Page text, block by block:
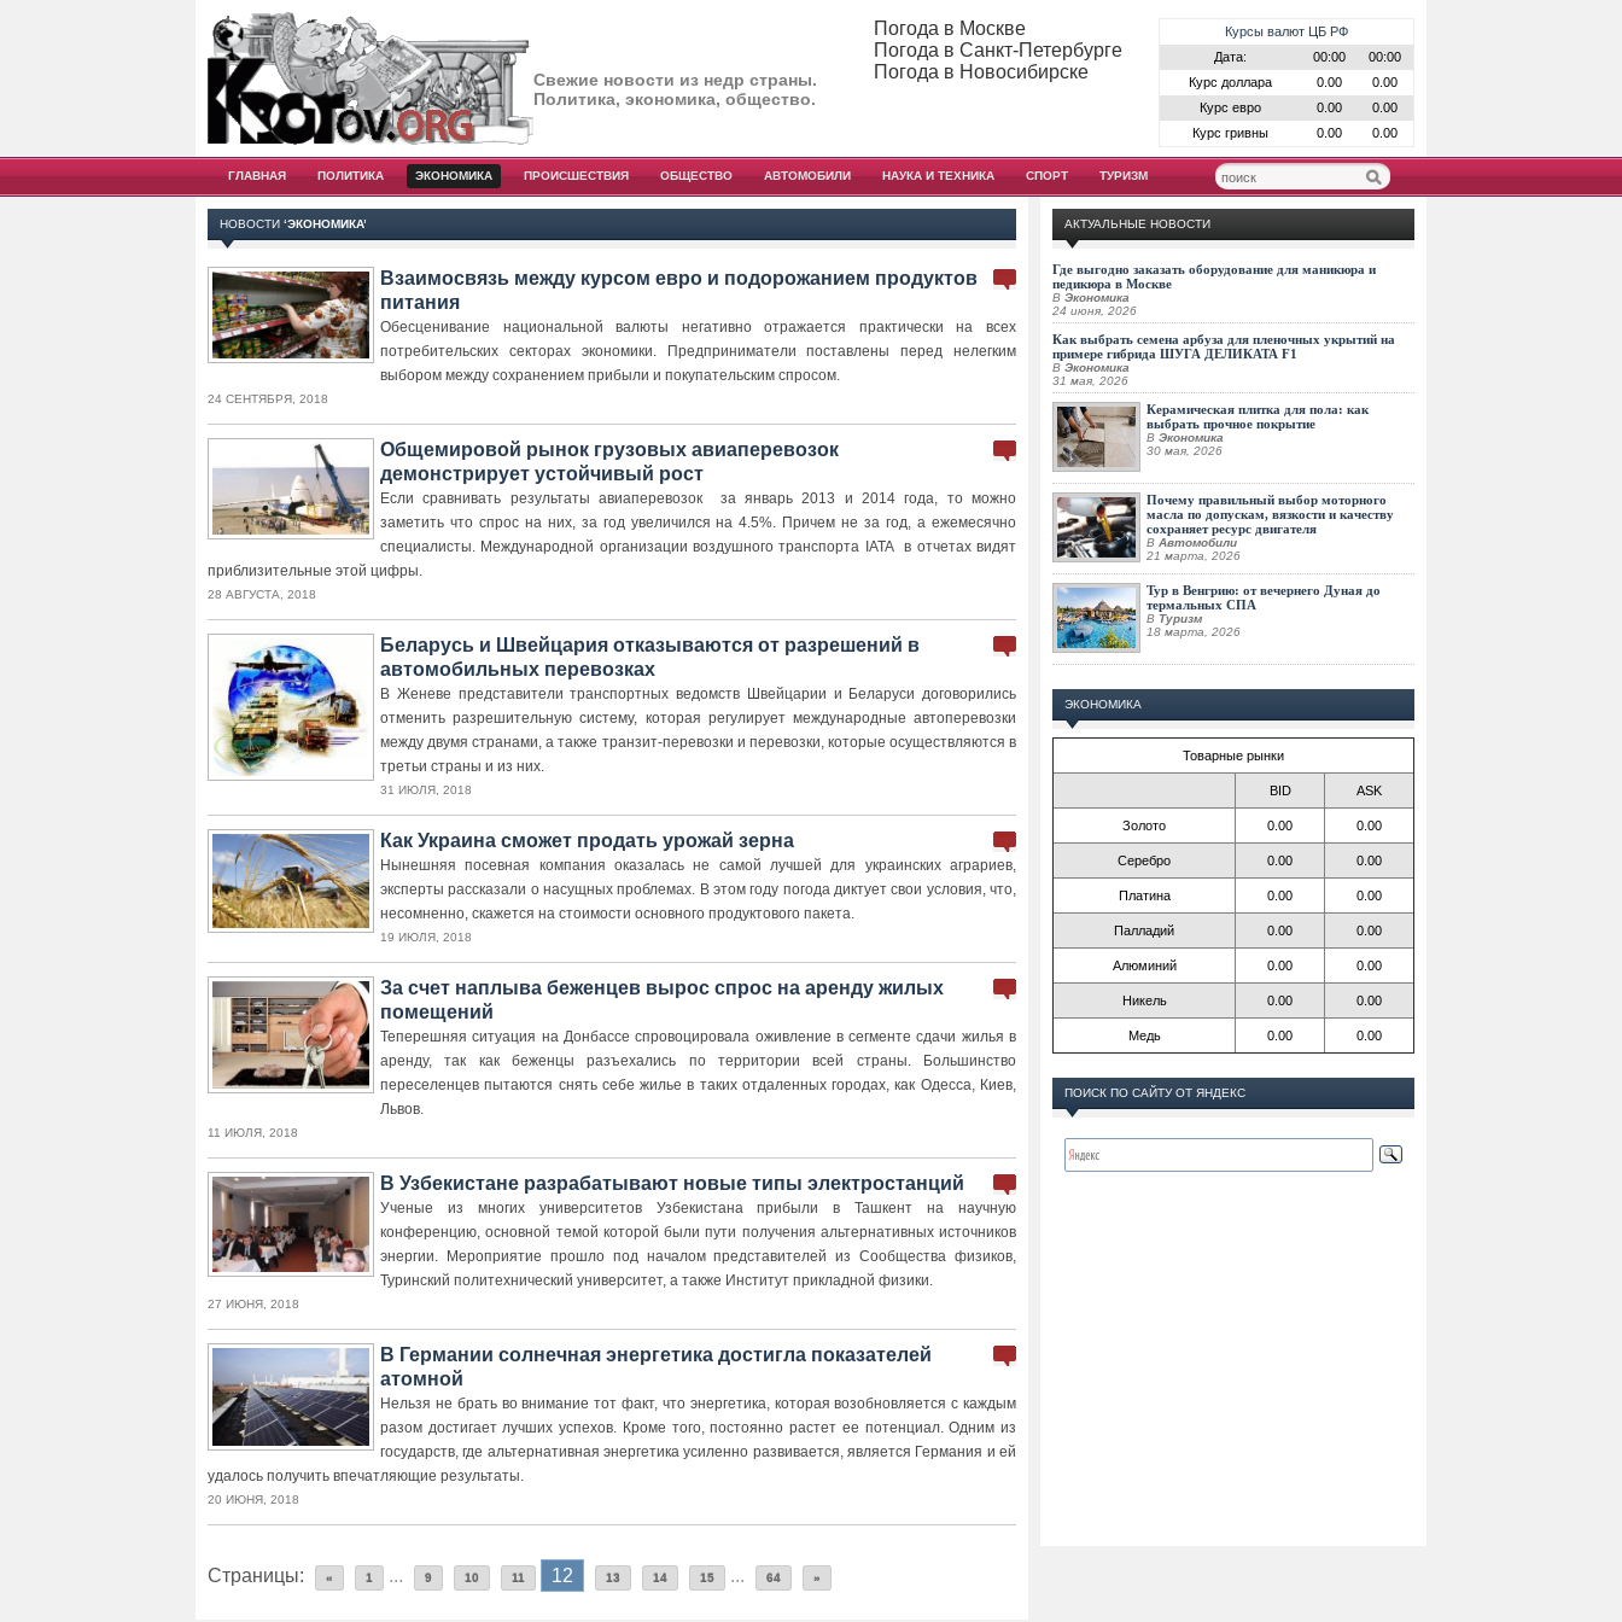
Свежие новости из недр страны.
Политика, экономика, общество.
Курсы валют ЦБ РФ
Дата:
00:00
00:00
Курс доллара
0.00
0.00
Курс евро
0.00
0.00
Курс гривны
0.00 0.00
Погода в Москве
Погода в Санкт-Петербурге
Погода в Новосибирске
ГЛАВНАЯ ПОЛИТИКА ЭКОНОМИКА ПРОИСШЕСТВИЯ ОБЩЕСТВО АВТОМОБИЛИ НАУКА И ТЕХНИКА СПОРТ ТУРИЗМ
НОВОСТИ ‘ЭКОНОМИКА’
Взаимосвязь между курсом евро и подорожанием продуктов
питания
Обесценивание национальной валюты негативно отражается практически на всех
потребительских секторах экономики. Предприниматели поставлены перед нелегким
выбором между сохранением прибыли и покупательским спросом.
24 СЕНТЯБРЯ, 2018
Общемировой рынок грузовых авиаперевозок
демонстрирует устойчивый рост
Если сравнивать результаты авиаперевозок за январь 2013 и 2014 года, то можно
заметить что спрос на них, за год увеличился на 4.5%. Причем не за год, а ежемесячно
специалисты. Международной организации воздушного транспорта IATA в отчетах видят
приблизительные этой цифры.
28 АВГУСТА, 2018
Беларусь и Швейцария отказываются от разрешений в
автомобильных перевозках
В Женеве представители транспортных ведомств Швейцарии и Беларуси договорились
отменить разрешительную систему, которая регулирует международные автоперевозки
между двумя странами, а также транзит-перевозки и перевозки, которые осуществляются в
третьи страны и из них.
31 ИЮЛЯ, 2018
Как Украина сможет продать урожай зерна
Нынешняя посевная компания оказалась не самой лучшей для украинских аграриев,
эксперты рассказали о насущных проблемах. В этом году погода диктует свои условия, что,
несомненно, скажется на стоимости основного продуктового пакета.
19 ИЮЛЯ, 2018
За счет наплыва беженцев вырос спрос на аренду жилых
помещений
Теперешняя ситуация на Донбассе спровоцировала оживление в сегменте сдачи жилья в
аренду, так как беженцы разъехались по территории всей страны. Большинство
переселенцев пытаются снять себе жилье в таких отдаленных городах, как Одесса, Киев,
Львов.
11 ИЮЛЯ, 2018
В Узбекистане разрабатывают новые типы электростанций
Ученые из многих университетов Узбекистана прибыли в Ташкент на научную
конференцию, основной темой которой были пути получения альтернативных источников
энергии. Мероприятие прошло под началом представителей из Сообщества физиков,
Туринский политехнический университет, а также Институт прикладной физики.
27 ИЮНЯ, 2018
В Германии солнечная энергетика достигла показателей
атомной
Нельзя не брать во внимание тот факт, что энергетика, которая возобновляется с каждым
разом достигает лучших успехов. Кроме того, постоянно растет ее потенциал. Одним из
государств, где альтернативная энергетика усиленно развивается, является Германия и ей
удалось получить впечатляющие результаты.
20 ИЮНЯ, 2018
Страницы: « 1 ... 9 10 11 12 13 14 15 ... 64 »
АКТУАЛЬНЫЕ НОВОСТИ
Где выгодно заказать оборудование для маникюра и
педикюра в Москве
В Экономика
24 июня, 2026
Как выбрать семена арбуза для пленочных укрытий на
примере гибрида ШУГА ДЕЛИКАТА F1
В Экономика
31 мая, 2026
Керамическая плитка для пола: как
выбрать прочное покрытие
В Экономика
30 мая, 2026
Почему правильный выбор моторного
масла по допускам, вязкости и качеству
сохраняет ресурс двигателя
В Автомобили
21 марта, 2026
Тур в Венгрию: от вечернего Дуная до
термальных СПА
В Туризм
18 марта, 2026
ЭКОНОМИКА
Товарные рынки
BID ASK
Золото 0.00 0.00
Серебро 0.00 0.00
Платина 0.00 0.00
Палладий 0.00 0.00
Алюминий 0.00 0.00
Никель 0.00 0.00
Медь 0.00 0.00
ПОИСК ПО САЙТУ ОТ ЯНДЕКС